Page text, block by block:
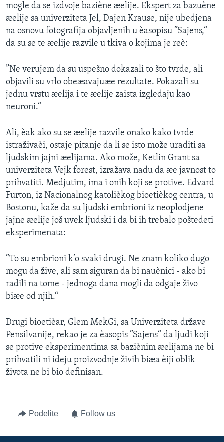
mogle da se izdvoje baziène æelije. Ekspert za bazuène
æelije sa univerziteta Jel, Dajen Krause, nije ubedjena
na osnovu fotografija objavljenih u èasopisu ”Sajens,“
da su se te æelije razvile u tkiva o kojima je reè:
”Ne verujem da su uspešno dokazali to što tvrde, ali
objavili su vrlo obeæavajuæe rezultate. Pokazali su
jednu vrstu æelija i te æelije zaista izgledaju kao
neuroni.“
Ali, èak ako su se æelije razvile onako kako tvrde
istraživaèi, ostaje pitanje da li se isto može uraditi sa
ljudskim jajni æelijama. Ako može, Ketlin Grant sa
univerziteta Vejk forest, izražava nadu da æe javnost to
prihvatiti. Medjutim, ima i onih koji se protive. Edvard
Furton, iz Nacionalnog katolièkog bioetièkog centra, u
Bostonu, kaže da su ljudski embrioni iz neoplodjene
jajne æelije još uvek ljudski i da bi ih trebalo poštedeti
eksperimenata:
”To su embrioni k’o svaki drugi. Ne znam koliko dugo
mogu da žive, ali sam siguran da bi nauènici - ako bi
radili na tome - jednoga dana mogli da odgaje živo
biæe od njih.“
Drugi bioetièar, Glem MekGi, sa Univerziteta države
Pensilvanije, rekao je za èasopis ”Sajens“ da ljudi koji
se protive eksperimentima sa baziènim æelijama ne bi
prihvatili ni ideju proizvodnje živih biæa èiji oblik
života ne bi bio definisan.
Podelite Follow us